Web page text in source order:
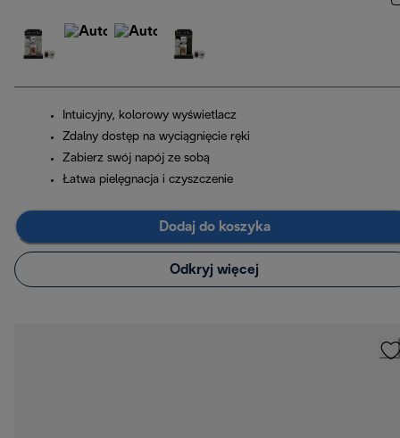
Intuicyjny, kolorowy wyświetlacz
Zdalny dostęp na wyciągnięcie ręki
Zabierz swój napój ze sobą
Łatwa pielęgnacja i czyszczenie
Dodaj do koszyka
Odkryj więcej